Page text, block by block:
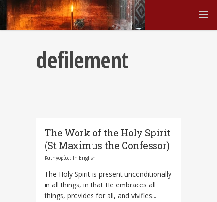
defilement
The Work of the Holy Spirit
(St Maximus the Confessor)
Κατηγορίες: In English
The Holy Spirit is present unconditionally
in all things, in that He embraces all
things, provides for all, and vivifies...